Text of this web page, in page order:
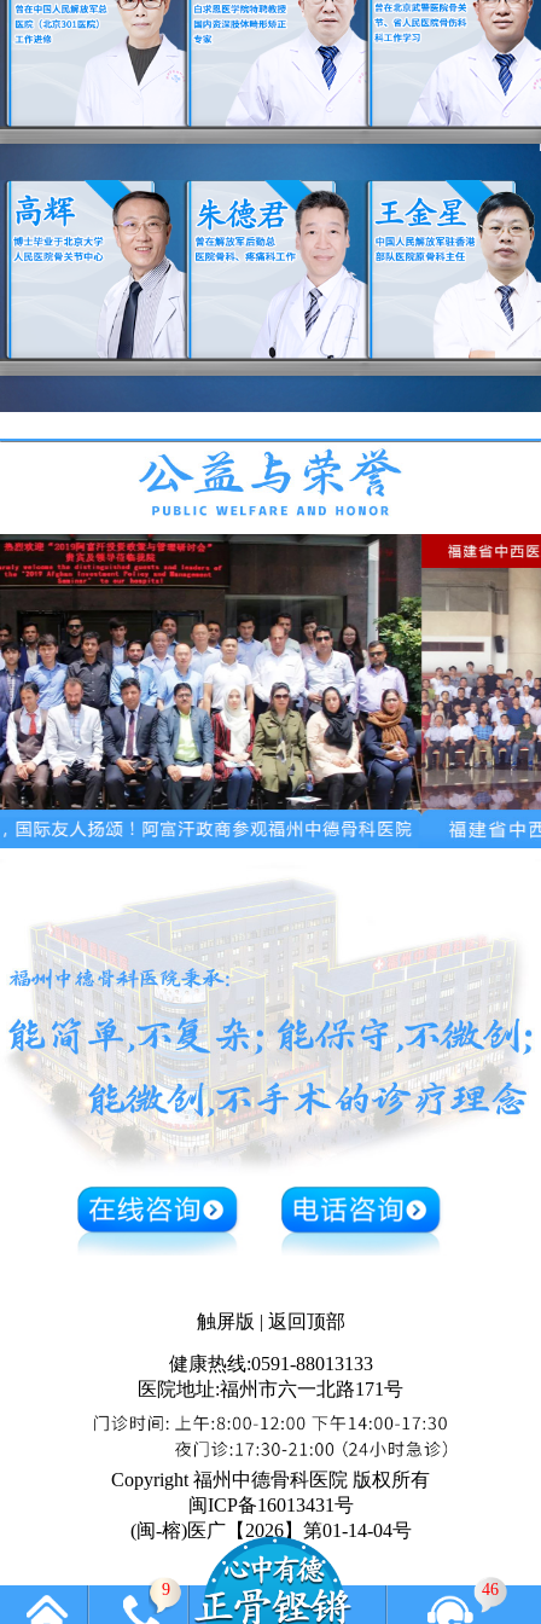
触屏版 | 返回顶部
健康热线:0591-88013133
医院地址:福州市六一北路171号
Copyright 福州中德骨科医院 版权所有
闽ICP备16013431号
(闽-榕)医广【2026】第01-14-04号
9 46